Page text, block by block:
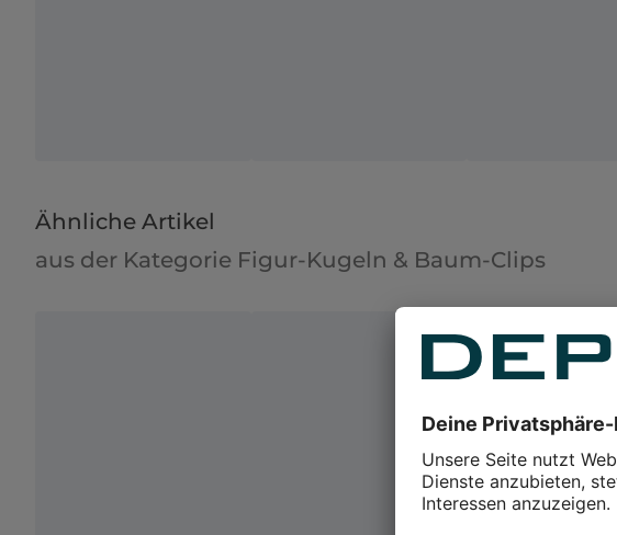
Ähnliche Artikel
aus der Kategorie Figur-Kugeln & Baum-Clips